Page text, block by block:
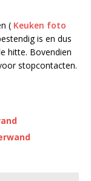
( Keuken foto
is en dus
hitte. Bovendien
stopcontacten.